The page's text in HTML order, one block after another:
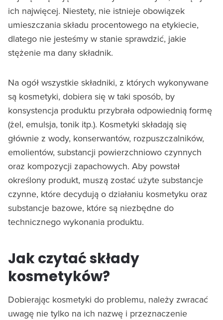
ich najwięcej. Niestety, nie istnieje obowiązek
umieszczania składu procentowego na etykiecie,
dlatego nie jesteśmy w stanie sprawdzić, jakie
stężenie ma dany składnik.
Na ogół wszystkie składniki, z których wykonywane
są kosmetyki, dobiera się w taki sposób, by
konsystencja produktu przybrała odpowiednią formę
(żel, emulsja, tonik itp.). Kosmetyki składają się
głównie z wody, konserwantów, rozpuszczalników,
emolientów, substancji powierzchniowo czynnych
oraz kompozycji zapachowych. Aby powstał
określony produkt, muszą zostać użyte substancje
czynne, które decydują o działaniu kosmetyku oraz
substancje bazowe, które są niezbędne do
technicznego wykonania produktu.
Jak czytać składy
kosmetyków?
Dobierając kosmetyki do problemu, należy zwracać
uwagę nie tylko na ich nazwę i przeznaczenie